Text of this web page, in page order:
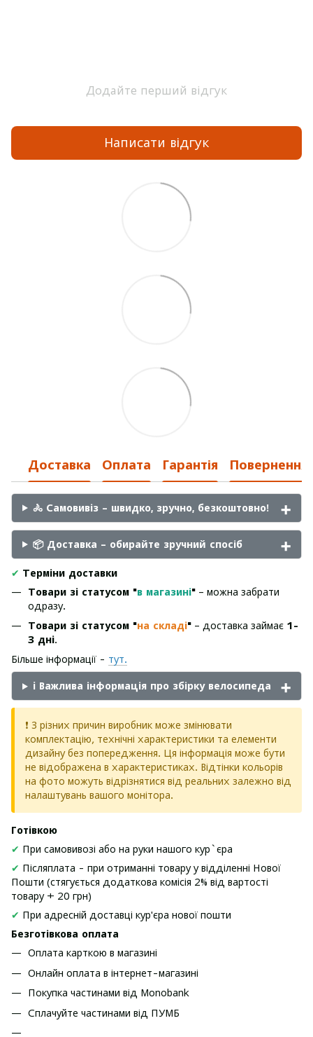
Додайте перший відгук
Написати відгук
Доставка Оплата Гарантія Повернення
🚴 Самовивіз – швидко, зручно, безкоштовно!
📦 Доставка – обирайте зручний спосіб
✔ Терміни доставки
Товари зі статусом "в магазині" – можна забрати
одразу.
Товари зі статусом "на складі" – доставка займає 1-
3 дні.
Більше інформації - тут.
ℹ️ Важлива інформація про збірку велосипеда
❗ З різних причин виробник може змінювати
комплектацію, технічні характеристики та елементи
дизайну без попередження. Ця інформація може бути
не відображена в характеристиках. Відтінки кольорів
на фото можуть відрізнятися від реальних залежно від
налаштувань вашого монітора.
Готівкою
✔ При самовивозі або на руки нашого кур`єра
✔ Післяплата - при отриманні товару у відділенні Нової
Пошти (стягується додаткова комісія 2% від вартості
товару + 20 грн)
✔ При адресній доставці кур'єра нової пошти
Безготівкова оплата
Оплата карткою в магазині
Онлайн оплата в інтернет-магазині
Покупка частинами від Monobank
Сплачуйте частинами від ПУМБ